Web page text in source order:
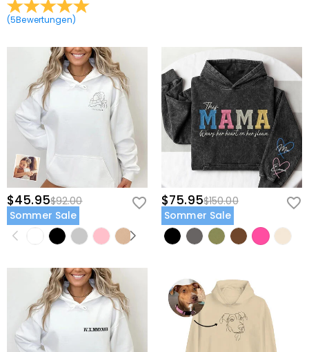
(5Bewertungen)
$45.95$92.00
Sommer Sale
$75.95$150.00
Sommer Sale